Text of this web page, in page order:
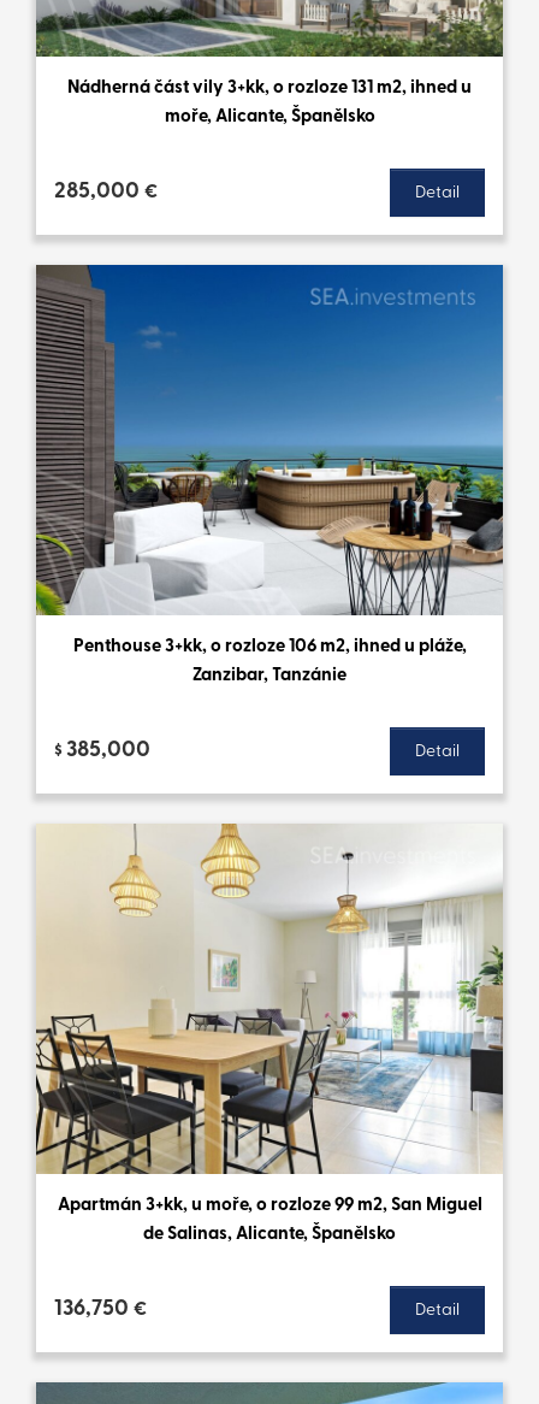
Nádherná část vily 3+kk, o rozloze 131 m2, ihned u
moře, Alicante, Španělsko
285,000 € Detail
Penthouse 3+kk, o rozloze 106 m2, ihned u pláže,
Zanzibar, Tanzánie
$ 385,000 Detail
Apartmán 3+kk, u moře, o rozloze 99 m2, San Miguel
de Salinas, Alicante, Španělsko
136,750 € Detail